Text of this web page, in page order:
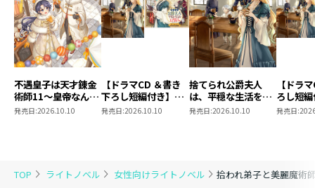
TOP ライトノベル 女性向けライトノベル 拾われ弟子と美麗魔術
不遇皇子は天才錬金
術師11～皇帝なんて
柄じゃないので弟妹
発売日:2026.10.10
【ドラマCD ＆書き
下ろし短編付き】捨
てられ公爵夫人は、
発売日:2026.10.10
捨てられ公爵夫人
は、平穏な生活をお
望みのようです5
発売日:2026.10.10
【ドラ
ろし短
られ公
発売日: